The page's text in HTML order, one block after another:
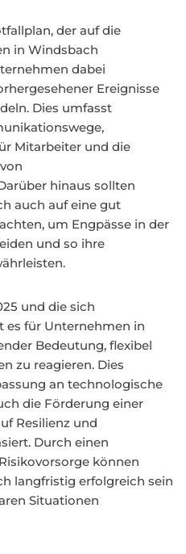
der auf die
in Windsbach
dabei
Ereignisse
Dies umfasst
Mitarbeiter und die
hinaus sollten
auch auf eine gut
um Engpässe in der
und so ihre
und die sich
es für Unternehmen in
Bedeutung, flexibel
zu reagieren. Dies
an technologische
die Förderung einer
Resilienz und
Durch einen
können
langfristig erfolgreich sein
Situationen